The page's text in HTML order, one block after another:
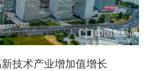
技术产业增加值增长